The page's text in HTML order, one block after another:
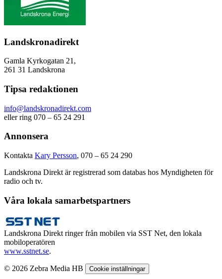
Landskronadirekt
Gamla Kyrkogatan 21,
261 31 Landskrona
Tipsa redaktionen
info@landskronadirekt.com
eller ring 070 – 65 24 291
Annonsera
Kontakta Kary Persson, 070 – 65 24 290
Landskrona Direkt är registrerad som databas hos Myndigheten för
radio och tv.
Våra lokala samarbetspartners
Landskrona Direkt ringer från mobilen via SST Net, den lokala
mobiloperatören
www.sstnet.se.
© 2026 Zebra Media HB Cookie inställningar